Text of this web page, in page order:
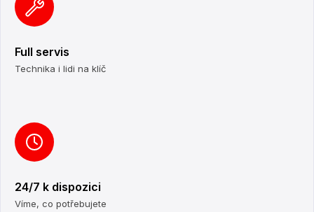
Full servis
Technika i lidi na klíč
24/7 k dispozici
Víme, co potřebujete